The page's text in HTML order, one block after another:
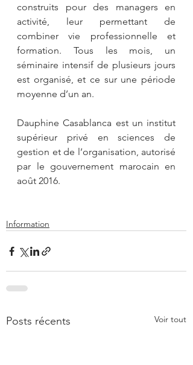
construits pour des managers en
activité, leur permettant de
combiner vie professionnelle et
formation. Tous les mois, un
séminaire intensif de plusieurs jours
est organisé, et ce sur une période
moyenne d’un an.
Dauphine Casablanca est un institut
supérieur privé en sciences de
gestion et de l’organisation, autorisé
par le gouvernement marocain en
août 2016.
Information
Posts récents Voir tout